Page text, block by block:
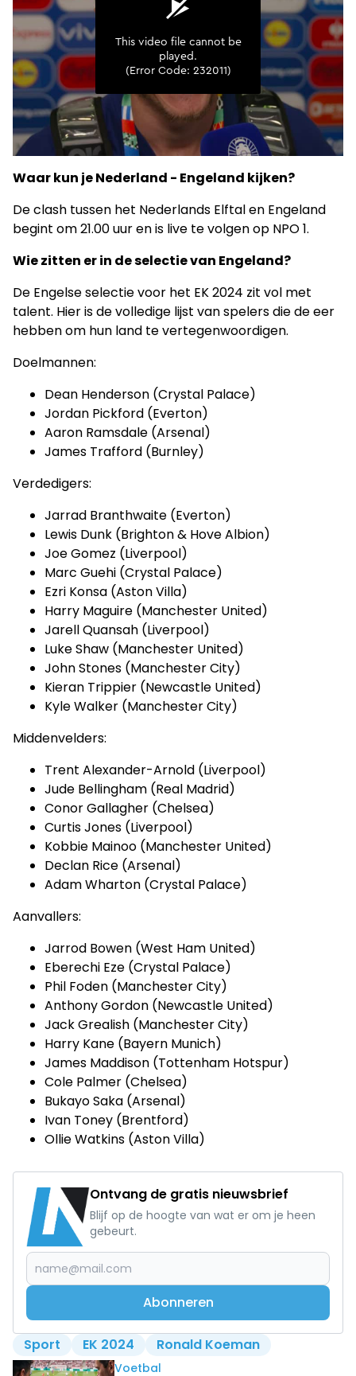
Waar kun je Nederland - Engeland kijken?
De clash tussen het Nederlands Elftal en Engeland
begint om 21.00 uur en is live te volgen op NPO 1.
Wie zitten er in de selectie van Engeland?
De Engelse selectie voor het EK 2024 zit vol met
talent. Hier is de volledige lijst van spelers die de eer
hebben om hun land te vertegenwoordigen.
Doelmannen:
Dean Henderson (Crystal Palace)
Jordan Pickford (Everton)
Aaron Ramsdale (Arsenal)
James Trafford (Burnley)
Verdedigers:
Jarrad Branthwaite (Everton)
Lewis Dunk (Brighton & Hove Albion)
Joe Gomez (Liverpool)
Marc Guehi (Crystal Palace)
Ezri Konsa (Aston Villa)
Harry Maguire (Manchester United)
Jarell Quansah (Liverpool)
Luke Shaw (Manchester United)
John Stones (Manchester City)
Kieran Trippier (Newcastle United)
Kyle Walker (Manchester City)
Middenvelders:
Trent Alexander-Arnold (Liverpool)
Jude Bellingham (Real Madrid)
Conor Gallagher (Chelsea)
Curtis Jones (Liverpool)
Kobbie Mainoo (Manchester United)
Declan Rice (Arsenal)
Adam Wharton (Crystal Palace)
Aanvallers:
Jarrod Bowen (West Ham United)
Eberechi Eze (Crystal Palace)
Phil Foden (Manchester City)
Anthony Gordon (Newcastle United)
Jack Grealish (Manchester City)
Harry Kane (Bayern Munich)
James Maddison (Tottenham Hotspur)
Cole Palmer (Chelsea)
Bukayo Saka (Arsenal)
Ivan Toney (Brentford)
Ollie Watkins (Aston Villa)
Ontvang de gratis nieuwsbrief
Blijf op de hoogte van wat er om je heen
gebeurt.
Abonneren
Sport EK 2024 Ronald Koeman
Lees ook Voetbal